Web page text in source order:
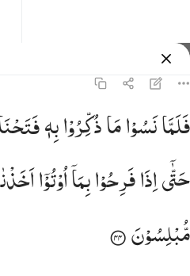
كل شيء حتى اذا فرحوا بما اوتوا
حَتَّىٰٓ إِذَا فَرِحُوا۟ بِمَآ أُوتُوٓا۟فَلَمَّانَسُوْامَاذُكِّرُوْابِهٖ
حَتّٰۤیاِذَافَرِحُوْابِمَاۤاُوْتُوْۤا
مُّبْلِسُوْنَ